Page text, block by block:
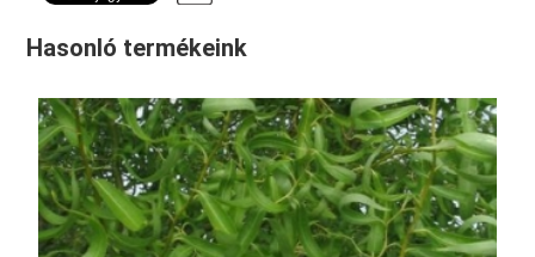
Hasonló termékeink